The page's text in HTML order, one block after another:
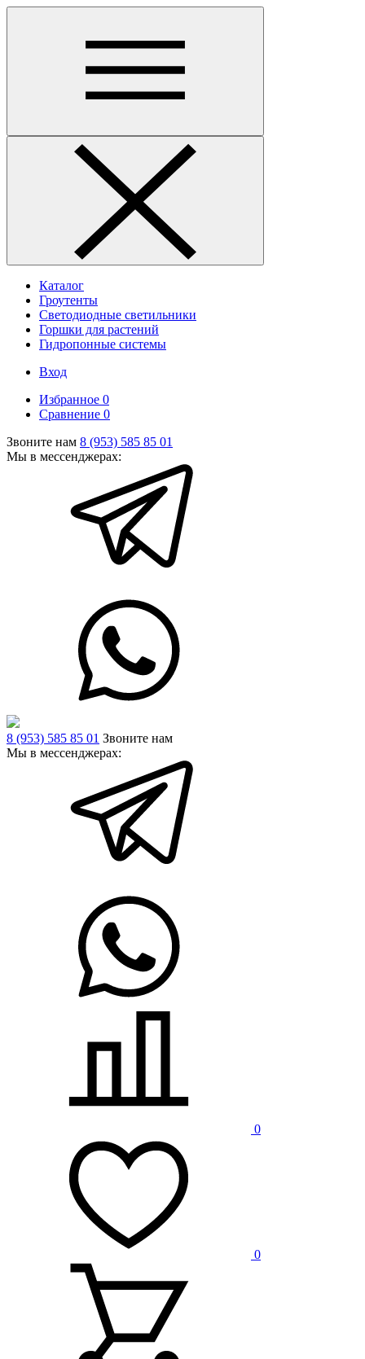
Каталог
Гроутенты
Светодиодные светильники
Горшки для растений
Гидропонные системы
Вход
Избранное 0
Сравнение 0
Звоните нам 8 (953) 585 85 01
Мы в мессенджерах:
8 (953) 585 85 01 Звоните нам
Мы в мессенджерах:
0
0